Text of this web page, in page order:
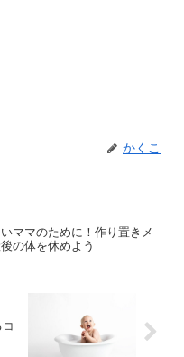
かくこ
ママのために！作り置きメ
の体を休めよう